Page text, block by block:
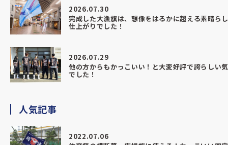
2026.07.30
完成した大漁旗は、想像をはるかに超える素晴ら
仕上がりでした！
2026.07.29
他の方からもかっこいい！と大変好評で誇らしい
でした！
人気記事
2022.07.06